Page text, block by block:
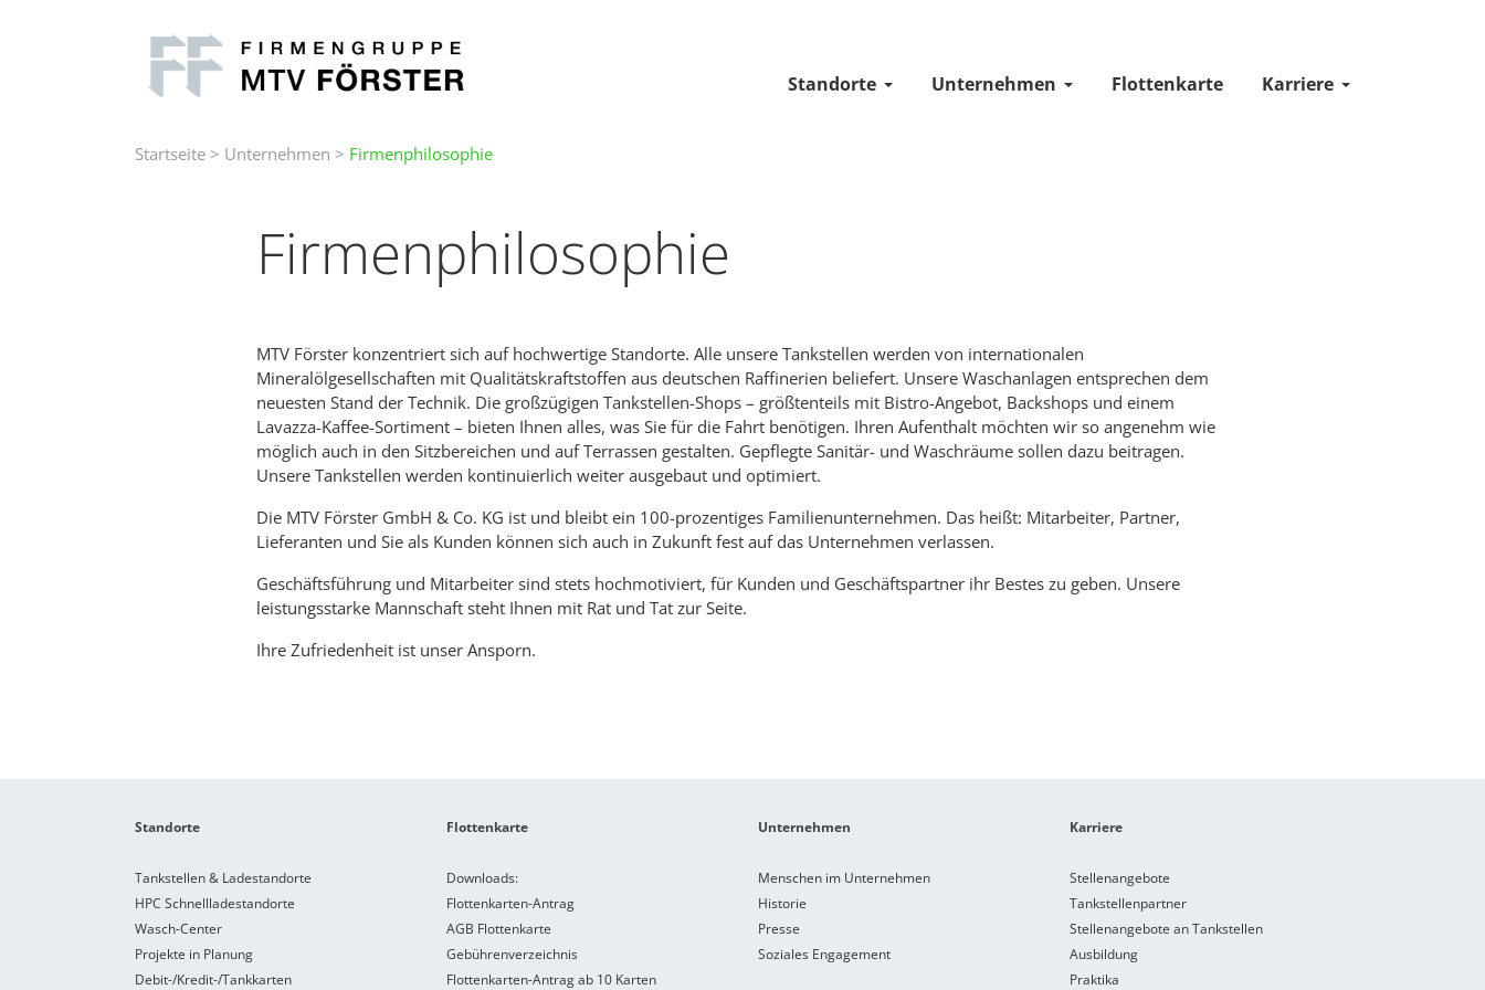
Standorte Unternehmen Flottenkarte Karriere
Startseite > Unternehmen > Firmenphilosophie
Firmenphilosophie
MTV Förster konzentriert sich auf hochwertige Standorte. Alle unsere Tankstellen werden von internationalen
Mineralölgesellschaften mit Qualitätskraftstoffen aus deutschen Raffinerien beliefert. Unsere Waschanlagen entsprechen dem
neuesten Stand der Technik. Die großzügigen Tankstellen-Shops – größtenteils mit Bistro-Angebot, Backshops und einem
Lavazza-Kaffee-Sortiment – bieten Ihnen alles, was Sie für die Fahrt benötigen. Ihren Aufenthalt möchten wir so angenehm wie
möglich auch in den Sitzbereichen und auf Terrassen gestalten. Gepflegte Sanitär- und Waschräume sollen dazu beitragen.
Unsere Tankstellen werden kontinuierlich weiter ausgebaut und optimiert.
Die MTV Förster GmbH & Co. KG ist und bleibt ein 100-prozentiges Familienunternehmen. Das heißt: Mitarbeiter, Partner,
Lieferanten und Sie als Kunden können sich auch in Zukunft fest auf das Unternehmen verlassen.
Geschäftsführung und Mitarbeiter sind stets hochmotiviert, für Kunden und Geschäftspartner ihr Bestes zu geben. Unsere
leistungsstarke Mannschaft steht Ihnen mit Rat und Tat zur Seite.
Ihre Zufriedenheit ist unser Ansporn.
Standorte
Tankstellen & Ladestandorte
HPC Schnellladestandorte
Wasch-Center
Projekte in Planung
Debit-/Kredit-/Tankkarten
Flottenkarte
Downloads:
Flottenkarten-Antrag
AGB Flottenkarte
Gebührenverzeichnis
Flottenkarten-Antrag ab 10 Karten
Unternehmen
Menschen im Unternehmen
Historie
Presse
Soziales Engagement
Karriere
Stellenangebote
Tankstellenpartner
Stellenangebote an Tankstellen
Ausbildung
Praktika